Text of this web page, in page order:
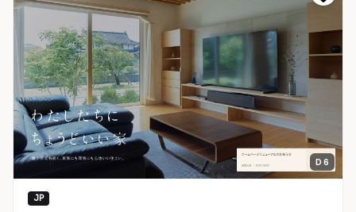
D 6
JP